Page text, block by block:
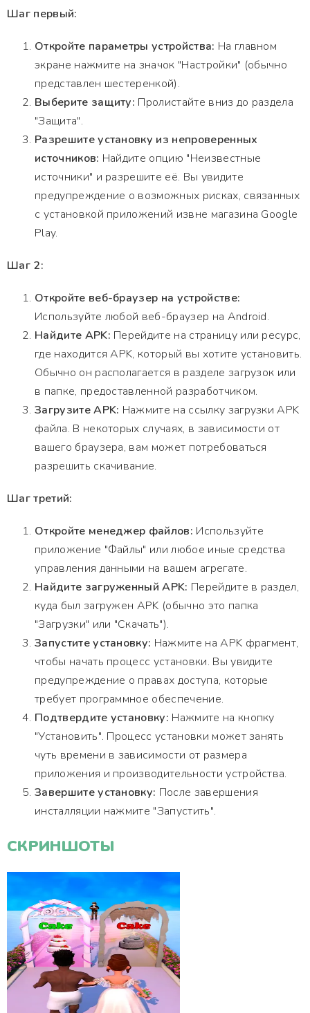
Шаг первый:
Откройте параметры устройства: На главном
экране нажмите на значок "Настройки" (обычно
представлен шестеренкой).
Выберите защиту: Пролистайте вниз до раздела
"Защита".
Разрешите установку из непроверенных
источников: Найдите опцию "Неизвестные
источники" и разрешите её. Вы увидите
предупреждение о возможных рисках, связанных
с установкой приложений извне магазина Google
Play.
Шаг 2:
Откройте веб-браузер на устройстве:
Используйте любой веб-браузер на Android.
Найдите APK: Перейдите на страницу или ресурс,
где находится APK, который вы хотите установить.
Обычно он располагается в разделе загрузок или
в папке, предоставленной разработчиком.
Загрузите APK: Нажмите на ссылку загрузки APK
файла. В некоторых случаях, в зависимости от
вашего браузера, вам может потребоваться
разрешить скачивание.
Шаг третий:
Откройте менеджер файлов: Используйте
приложение "Файлы" или любое иные средства
управления данными на вашем агрегате.
Найдите загруженный APK: Перейдите в раздел,
куда был загружен APK (обычно это папка
"Загрузки" или "Скачать").
Запустите установку: Нажмите на APK фрагмент,
чтобы начать процесс установки. Вы увидите
предупреждение о правах доступа, которые
требует программное обеспечение.
Подтвердите установку: Нажмите на кнопку
"Установить". Процесс установки может занять
чуть времени в зависимости от размера
приложения и производительности устройства.
Завершите установку: После завершения
инсталляции нажмите "Запустить".
СКРИНШОТЫ